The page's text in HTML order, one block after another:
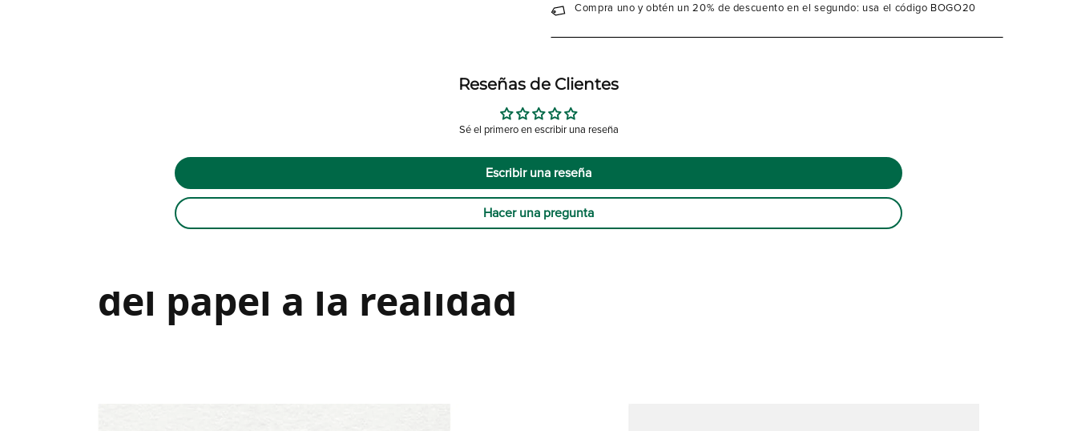
Compra uno y obtén un 20% de descuento en el segundo: usa el código BOGO20
Reseñas de Clientes
Sé el primero en escribir una reseña
Escribir una reseña
Hacer una pregunta
del papel a la realidad